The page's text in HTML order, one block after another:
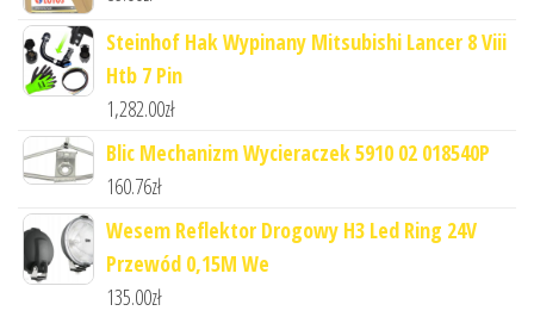
Steinhof Hak Wypinany Mitsubishi Lancer 8 Viii
Htb 7 Pin
1,282.00zł
Blic Mechanizm Wycieraczek 5910 02 018540P
160.76zł
Wesem Reflektor Drogowy H3 Led Ring 24V
Przewód 0,15M We
135.00zł